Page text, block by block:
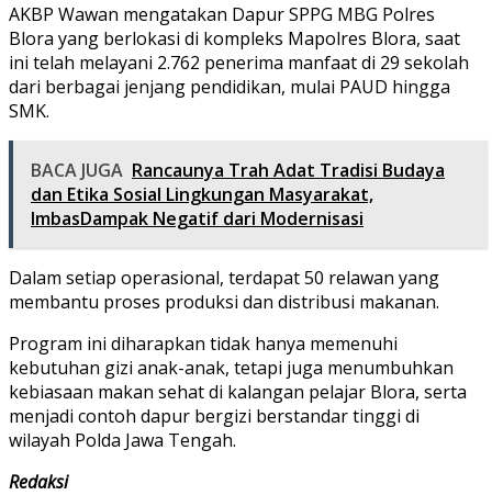
AKBP Wawan mengatakan Dapur SPPG MBG Polres
Blora yang berlokasi di kompleks Mapolres Blora, saat
ini telah melayani 2.762 penerima manfaat di 29 sekolah
dari berbagai jenjang pendidikan, mulai PAUD hingga
SMK.
BACA JUGA Rancaunya Trah Adat Tradisi Budaya
dan Etika Sosial Lingkungan Masyarakat,
ImbasDampak Negatif dari Modernisasi
Dalam setiap operasional, terdapat 50 relawan yang
membantu proses produksi dan distribusi makanan.
Program ini diharapkan tidak hanya memenuhi
kebutuhan gizi anak-anak, tetapi juga menumbuhkan
kebiasaan makan sehat di kalangan pelajar Blora, serta
menjadi contoh dapur bergizi berstandar tinggi di
wilayah Polda Jawa Tengah.
Redaksi